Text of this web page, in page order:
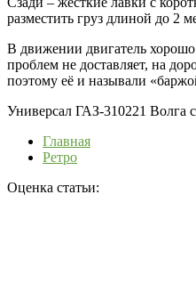
разместить груз длиной до 2
В движении двигатель хорошо
проблем не доставляет, на
поэтому её и называли
Универсал ГАЗ-310221 Волга
Главная
Ретро
Оценка статьи: